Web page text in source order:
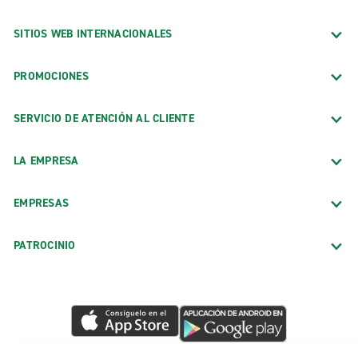
SITIOS WEB INTERNACIONALES
PROMOCIONES
SERVICIO DE ATENCIÓN AL CLIENTE
LA EMPRESA
EMPRESAS
PATROCINIO